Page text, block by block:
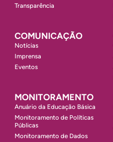
Transparência
COMUNICAÇÃO
Notícias
Imprensa
Eventos
MONITORAMENTO
Anuário da Educação Básica
Monitoramento de Políticas
Públicas
Monitoramento de Dados